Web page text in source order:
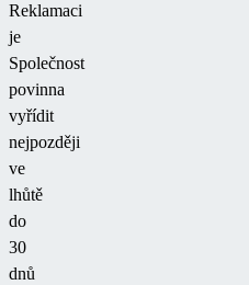
Reklamaci
je
Společnost
povinna
vyřídit
nejpozději
ve
lhůtě
do
30
dnů